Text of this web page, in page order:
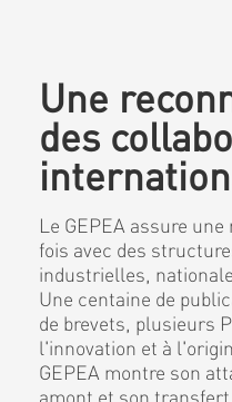
Une
des
Le GEPEA assure
fois avec des
industrielles,
Une centaine de
de brevets, plusieurs
l'innovation et à
GEPEA montre son
amont et son